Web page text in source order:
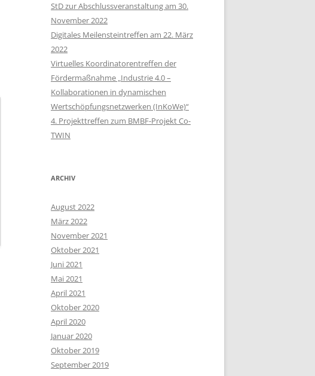
StD zur Abschlussveranstaltung am 30.
November 2022
Digitales Meilensteintreffen am 22. März
2022
Virtuelles Koordinatorentreffen der
Fördermaßnahme „Industrie 4.0 –
Kollaborationen in dynamischen
Wertschöpfungsnetzwerken (InKoWe)“
4. Projekttreffen zum BMBF-Projekt Co-
TWIN
ARCHIV
August 2022
März 2022
November 2021
Oktober 2021
Juni 2021
Mai 2021
April 2021
Oktober 2020
April 2020
Januar 2020
Oktober 2019
September 2019